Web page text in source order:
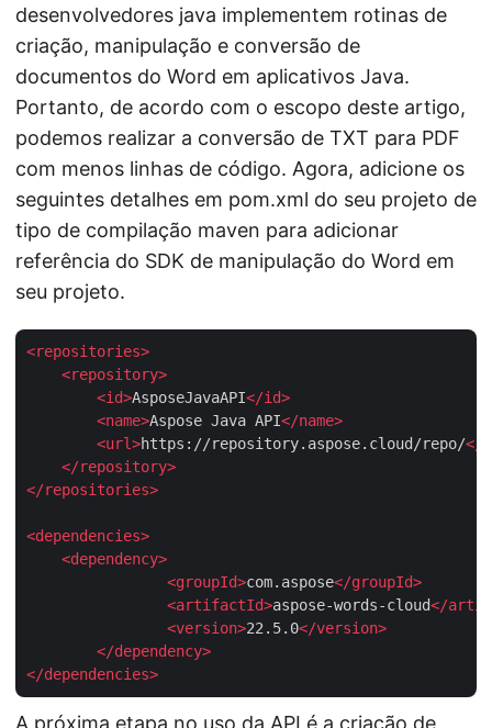
desenvolvedores java implementem rotinas de
criação, manipulação e conversão de
documentos do Word em aplicativos Java.
Portanto, de acordo com o escopo deste artigo,
podemos realizar a conversão de TXT para PDF
com menos linhas de código. Agora, adicione os
seguintes detalhes em pom.xml do seu projeto de
tipo de compilação maven para adicionar
referência do SDK de manipulação do Word em
seu projeto.
<repositories>
<repository>
<id>AsposeJavaAPI</id>
<name>Aspose Java API</name>
<url>https://repository.aspose.cloud/repo/</
</repository>
</repositories>
<dependencies>
<dependency>
<groupId>com.aspose</groupId>
<artifactId>aspose-words-cloud</
<version>22.5.0</version>
</dependency>
</dependencies>
A próxima etapa no uso da API é a criação de